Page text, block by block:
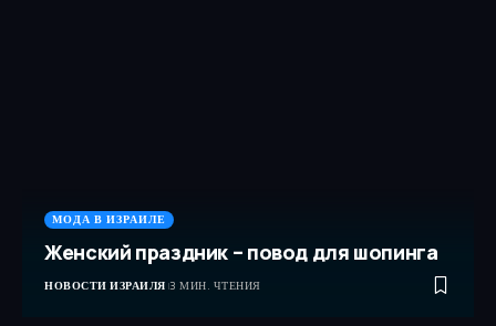
МОДА В ИЗРАИЛЕ
Женский праздник – повод для шопинга
НОВОСТИ ИЗРАИЛЯ 3 МИН. ЧТЕНИЯ